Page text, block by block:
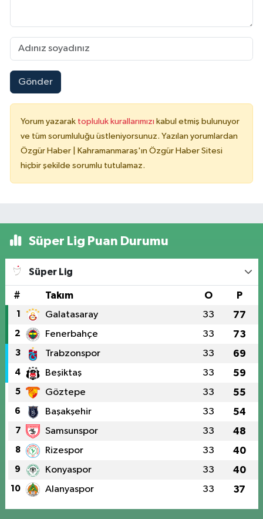
Gönder
Yorum yazarak topluluk kurallarımızı kabul etmiş bulunuyor
ve tüm sorumluluğu üstleniyorsunuz. Yazılan yorumlardan
Özgür Haber | Kahramanmaraş'ın Özgür Haber Sitesi
hiçbir şekilde sorumlu tutulamaz.
Süper Lig Puan Durumu
Süper Lig
# Takım O P
1 Galatasaray 33 77
2 Fenerbahçe 33 73
3 Trabzonspor 33 69
4 Beşiktaş 33 59
5 Göztepe 33 55
6 Başakşehir 33 54
7 Samsunspor 33 48
8 Rizespor 33 40
9 Konyaspor 33 40
10 Alanyaspor 33 37